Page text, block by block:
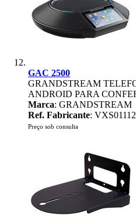
GAC 2500
GRANDSTREAM
ANDROID PARA
Marca: GRANDSTREAM
Ref. Fabricante: VXS01112
Preço sob consulta